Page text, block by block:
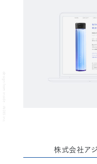
design from inside - INDES inc.
株式会社ア